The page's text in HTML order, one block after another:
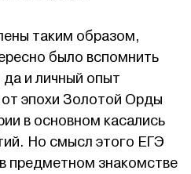
таким образом,
было вспомнить
и личный опыт
эпохи Золотой Орды
в основном касались
Но смысл этого ЕГЭ
предметном знакомстве